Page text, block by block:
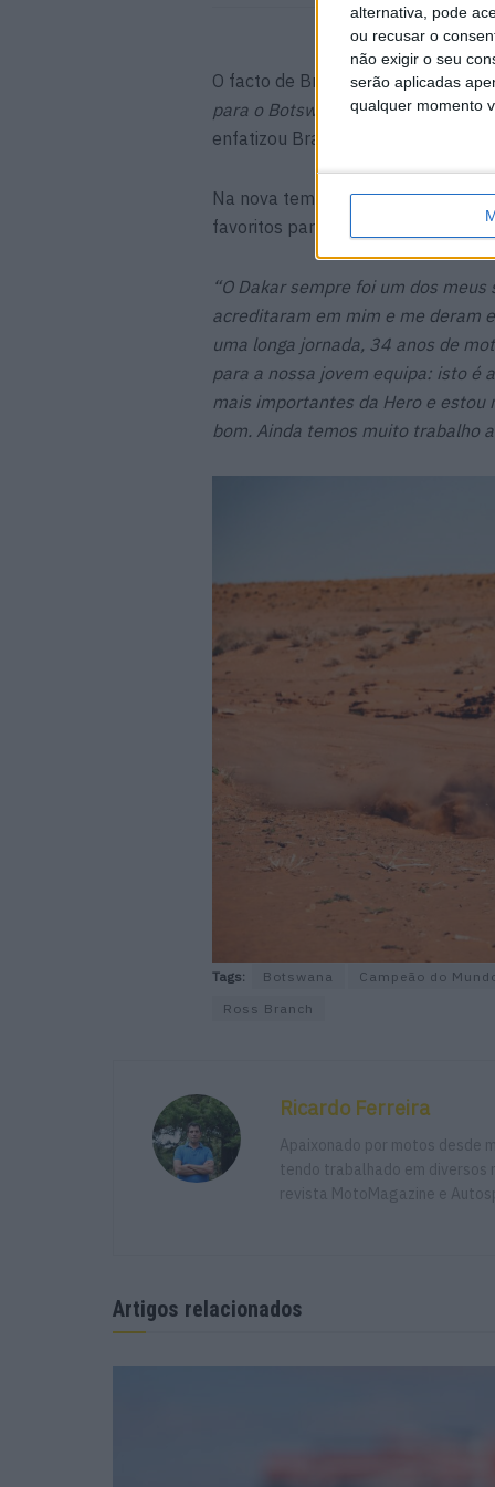
alternativa, pode
ou recusar o
não exigir o seu
serão aplicadas
qualquer momento
O facto de Branch ter chegado a
para o Botswana que é um país
enfatizou Branch.
Na nova temporada, Branch larga
favoritos para o Dakar 2025, que
“O Dakar sempre foi um dos
acreditaram em mim e me deram
uma longa jornada, 34 anos de
para a nossa jovem equipa: isto é
mais importantes da Hero e
bom. Ainda temos muito trabalho
Tags: Botswana Campeão do
Ross Branch
Ricardo Ferreira
Apaixonado por motos desde
tendo trabalhado em diversos
revista MotoMagazine e
Artigos relacionados